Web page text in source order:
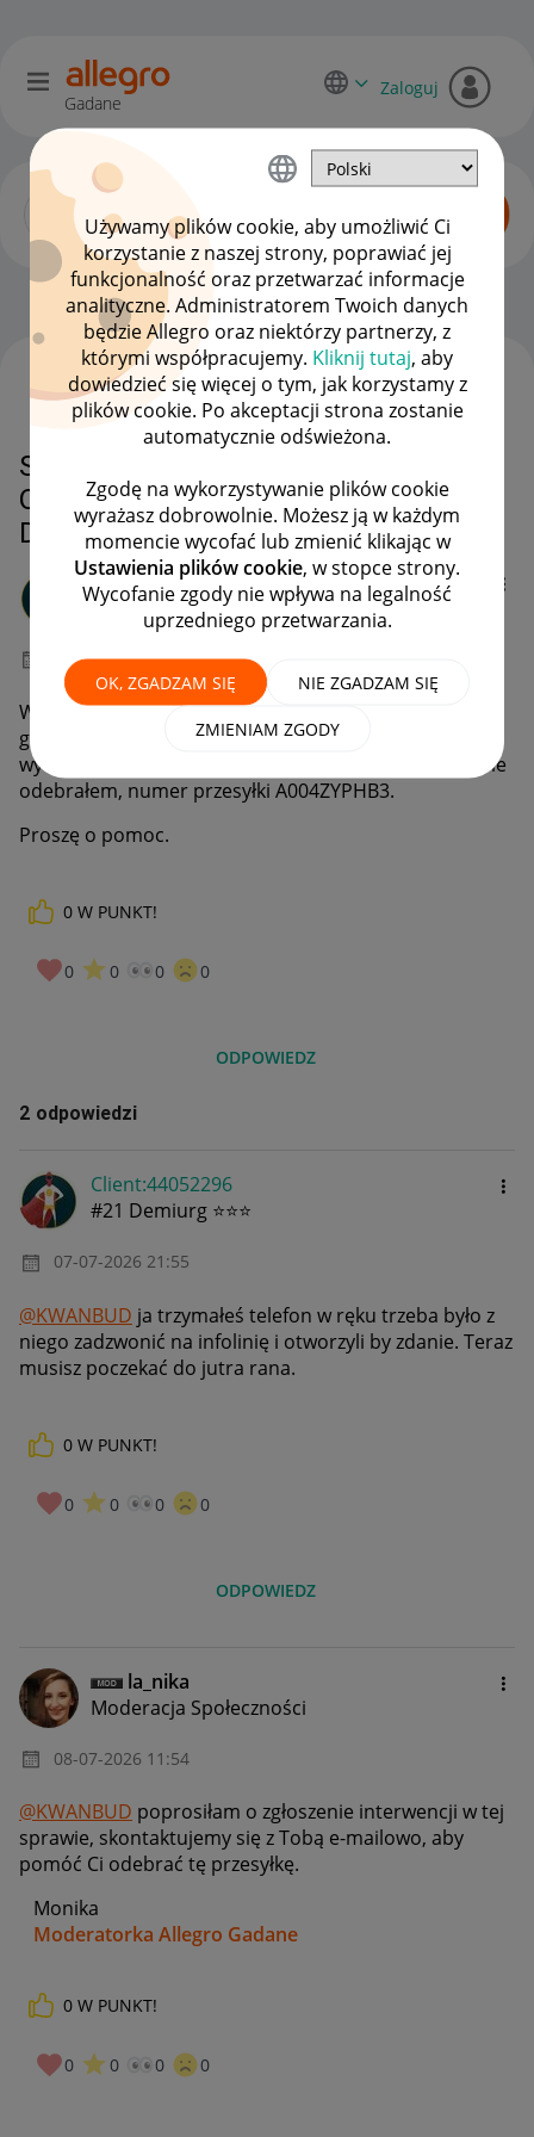
Używamy plików cookie, aby umożliwić Ci
korzystanie z naszej strony, poprawiać jej
funkcjonalność oraz przetwarzać informacje
analityczne. Administratorem Twoich danych
będzie Allegro oraz niektórzy partnerzy, z
którymi współpracujemy. Kliknij tutaj, aby
dowiedzieć się więcej o tym, jak korzystamy z
plików cookie. Po akceptacji strona zostanie
automatycznie odświeżona.
Zgodę na wykorzystywanie plików cookie
wyrażasz dobrowolnie. Możesz ją w każdym
momencie wycofać lub zmienić klikając w
Ustawienia plików cookie, w stopce strony.
Wycofanie zgody nie wpływa na legalność
uprzedniego przetwarzania.
OK, ZGADZAM SIĘ NIE ZGADZAM SIĘ
ZMIENIAM ZGODY
Gadane
Zaloguj
Allegro Delivery OPCJE
SKRZYNKA Z PRZESYŁKĄ NIE
OTWORZYŁA SIĘ, BYŁO SŁYSZEĆ
DZIWNY DZWIĘK .
KWANBUD
#7 Wielbiciel
‎07-07-2026 21:19
W dniu dzisiejszym chciałem odebrać przesyłkę po
godzinie 18 ale drzwiczki skrytki nie otworzyły się, tylko
wydawały dziwne dźwięk. Efekt jest taki, że przesyłki nie
odebrałem, numer przesyłki A004ZYPHB3.
Proszę o pomoc.
0 W PUNKT!
0 0 0 0
ODPOWIEDZ
WSZYSTKIE TEMATY
2 odpowiedzi
Client:44052296
#21 Demiurg ⭐⭐⭐
‎07-07-2026 21:55
@KWANBUD ja trzymałeś telefon w ręku trzeba było z
niego zadzwonić na infolinię i otworzyli by zdanie. Teraz
musisz poczekać do jutra rana.
0 W PUNKT!
0 0 0 0
ODPOWIEDZ
la_nika
Moderacja Społeczności
‎08-07-2026 11:54
@KWANBUD poprosiłam o zgłoszenie interwencji w tej
sprawie, skontaktujemy się z Tobą e-mailowo, aby
pomóć Ci odebrać tę przesyłkę.
Monika
Moderatorka Allegro Gadane
0 W PUNKT!
0 0 0 0